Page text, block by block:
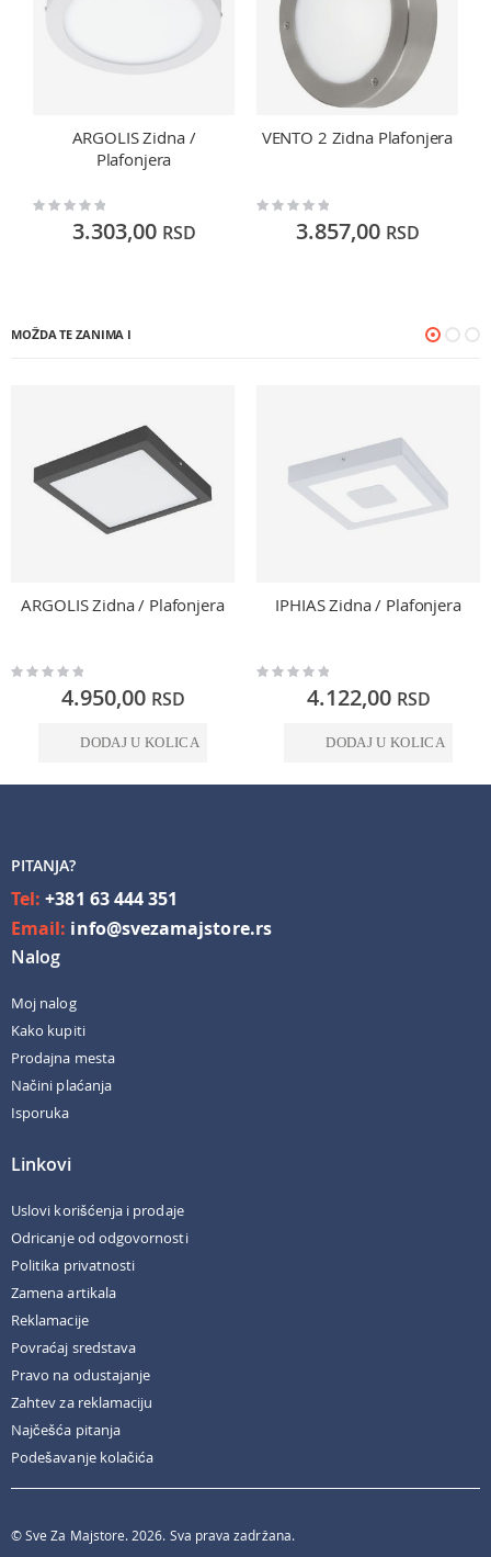
ARGOLIS Zidna /
Plafonjera
Rating:
3.303,00 RSD
VENTO 2 Zidna Plafonjera
Rating:
3.857,00 RSD
MOŽDA TE ZANIMA I
ARGOLIS Zidna / Plafonjera
Rating:
4.950,00 RSD
DODAJ U KOLICA
IPHIAS Zidna / Plafonjera
Rating:
4.122,00 RSD
DODAJ U KOLICA
PITANJA?
Tel:+381 63 444 351
Email: info@svezamajstore.rs
Nalog
Moj nalog
Kako kupiti
Prodajna mesta
Načini plaćanja
Isporuka
Linkovi
Uslovi korišćenja i prodaje
Odricanje od odgovornosti
Politika privatnosti
Zamena artikala
Reklamacije
Povraćaj sredstava
Pravo na odustajanje
Zahtev za reklamaciju
Najčešća pitanja
Podešavanje kolačića
© Sve Za Majstore. 2026. Sva prava zadržana.